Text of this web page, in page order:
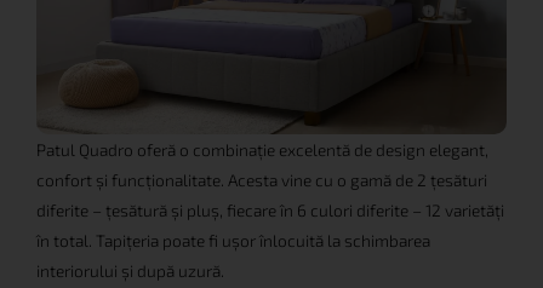
Patul Quadro oferă o combinație excelentă de design elegant,
confort și funcționalitate. Acesta vine cu o gamă de 2 țesături
diferite – țesătură și pluș, fiecare în 6 culori diferite – 12 varietăți
în total. Tapițeria poate fi ușor înlocuită la schimbarea
interiorului și după uzură.